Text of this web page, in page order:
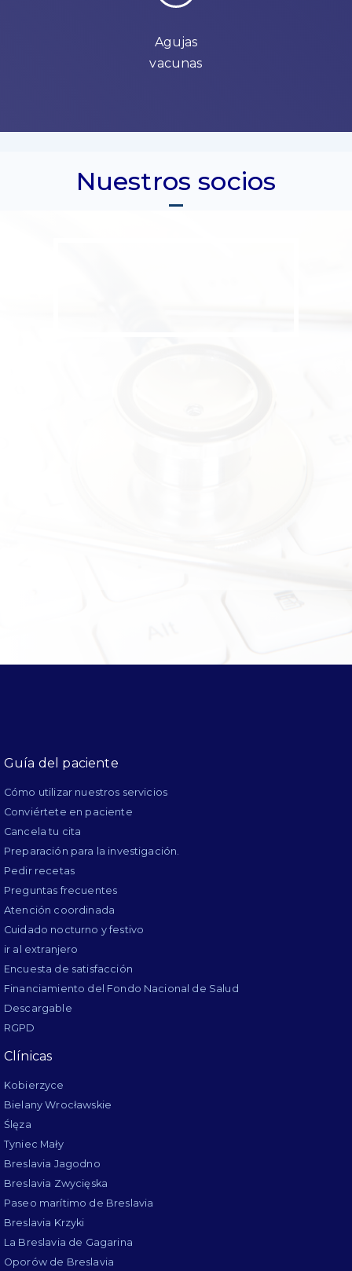
Agujas
vacunas
Nuestros socios
Guía del paciente
Cómo utilizar nuestros servicios
Conviértete en paciente
Cancela tu cita
Preparación para la investigación.
Pedir recetas
Preguntas frecuentes
Atención coordinada
Cuidado nocturno y festivo
ir al extranjero
Encuesta de satisfacción
Financiamiento del Fondo Nacional de Salud
Descargable
RGPD
Clínicas
Kobierzyce
Bielany Wrocławskie
Ślęza
Tyniec Mały
Breslavia Jagodno
Breslavia Zwycięska
Paseo marítimo de Breslavia
Breslavia Krzyki
La Breslavia de Gagarina
Oporów de Breslavia